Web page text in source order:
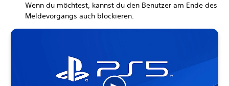
Wenn du möchtest, kannst du den Benutzer am Ende des
Meldevorgangs auch blockieren.